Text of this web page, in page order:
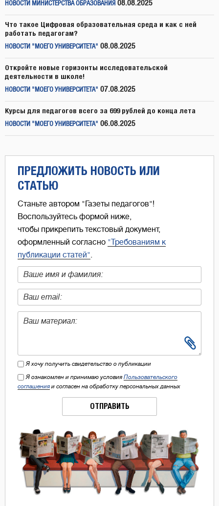
НОВОСТИ МИНИСТЕРСТВА ОБРАЗОВАНИЯ 08.08.2025
Что такое Цифровая образовательная среда и как с ней
работать педагогам?
НОВОСТИ "МОЕГО УНИВЕРСИТЕТА" 08.08.2025
Откройте новые горизонты исследовательской
деятельности в школе!
НОВОСТИ "МОЕГО УНИВЕРСИТЕТА" 07.08.2025
Курсы для педагогов всего за 699 рублей до конца лета
НОВОСТИ "МОЕГО УНИВЕРСИТЕТА" 06.08.2025
ПРЕДЛОЖИТЬ НОВОСТЬ ИЛИ
СТАТЬЮ
Станьте автором "Газеты педагогов"!
Воспользуйтесь формой ниже,
чтобы прикрепить текстовый документ,
оформленный согласно "Требованиям к
публикации статей"
Я хочу получить свидетельство о публикации
Я ознакомлен и принимаю условия Пользовательского
соглашения и согласен на обработку персональных данных
ОТПРАВИТЬ